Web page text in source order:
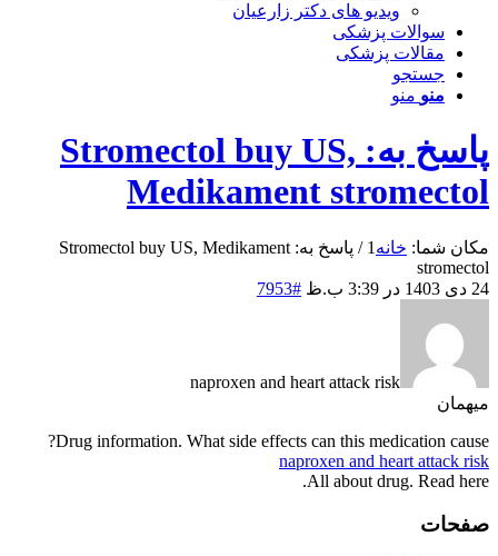
ویدیو های دکتر زارعیان
سوالات پزشکی
مقالات پزشکی
جستجو
منو منو
پاسخ به: Stromectol buy US,
Medikament stromectol
مکان شما: خانه 1
/
پاسخ به: Stromectol buy US, Medikament
stromectol
24 دی 1403 در 3:39 ب.ظ
#7953
naproxen and heart attack risk
میهمان
Drug information. What side effects can this medication cause?
naproxen and heart attack risk
All about drug. Read here.
صفحات